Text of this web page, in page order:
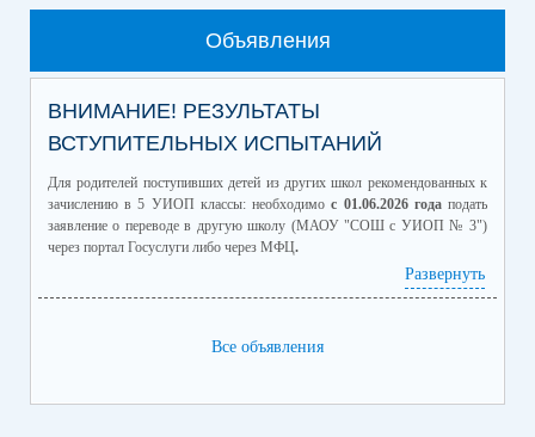
Объявления
ВНИМАНИЕ! РЕЗУЛЬТАТЫ
ВСТУПИТЕЛЬНЫХ ИСПЫТАНИЙ
Для родителей поступивших детей из других школ рекомендованных к
зачислению в 5 УИОП классы: необходимос 01.06.2026 годаподать
заявление о переводе в другую школу (МАОУ "СОШ с УИОП № 3")
через портал Госуслуги либо через МФЦ.
состоится родительское собрание будущих
Развернуть
Все объявления